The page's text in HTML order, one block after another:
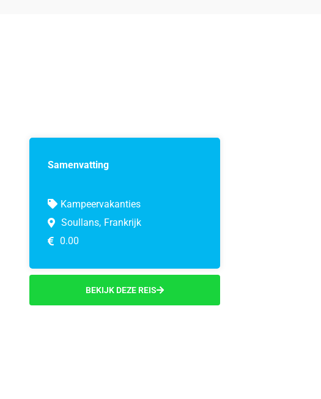
Samenvatting
Kampeervakanties
Soullans, Frankrijk
0.00
BEKIJK DEZE REIS